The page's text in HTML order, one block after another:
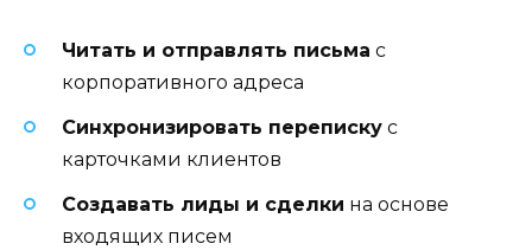
Читать и отправлять письма с
корпоративного адреса
Синхронизировать переписку с
карточками клиентов
Создавать лиды и сделки на основе
входящих писем